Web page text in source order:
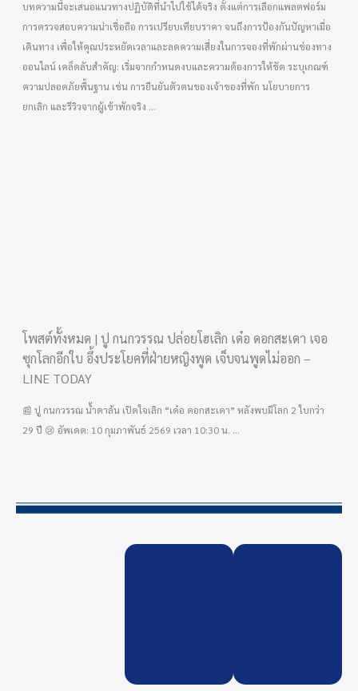
บทความนี้จะเสนอแนวทางปฏิบัติที่นำไปใช้ได้จริง ตั้งแต่การเลือกแพลตฟอร์ม
การตรวจสอบความน่าเชื่อถือ การเปรียบเทียบราคา จนถึงการป้องกันปัญหาเมื่อ
เดินทาง เพื่อให้คุณประหยัดเวลาและลดความเสี่ยงในการจองที่พักผ่านช่องทาง
ออนไลน์ เคล็ดลับสำคัญ: เริ่มจากกำหนดงบและความต้องการให้ชัด ระบุเกณฑ์
ความปลอดภัยพื้นฐาน เช่น การยืนยันตัวตนของเจ้าของที่พัก นโยบายการ
ยกเลิก และรีวิวจากผู้เข้าพักจริง ...
โพสต์ทั้งหมด | ปู กนกวรรณ ปล่อยโฮเลิก เด๋อ ดอกสะเดา เจอ
ซุกโลกอีกใบ อึ้งประโยคที่ฝ่ายหญิงพูด เจ็บจนพูดไม่ออก –
LINE TODAY
📰 ปู กนกวรรณ น้ำตาล้น เปิดใจเลิก “เด๋อ ดอกสะเดา” หลังพบมีโลก 2 ใบกว่า
29 ปี 😢 อัพเดต: 10 กุมภาพันธ์ 2569 เวลา 10:30 น. ...